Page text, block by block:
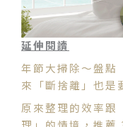
延伸閱讀
年節大掃除～盤
來「斷捨離」也是
原來整理的效率